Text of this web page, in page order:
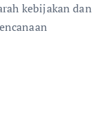
kebijakan dan